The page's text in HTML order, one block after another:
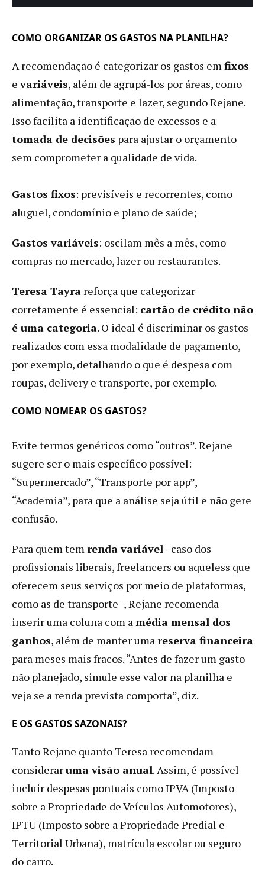
COMO ORGANIZAR OS GASTOS NA PLANILHA?
A recomendação é categorizar os gastos emfixos
evariáveis, além de agrupá-los por áreas, como
alimentação, transporte e lazer, segundo Rejane.
Isso facilita a identificação de excessos e a
tomada de decisões para ajustar o orçamento
sem comprometer a qualidade de vida.
Gastos fixos: previsíveis e recorrentes, como
aluguel, condomínio e plano de saúde;
Gastos variáveis: oscilam mês a mês, como
compras no mercado, lazer ou restaurantes.
Teresa Tayra reforça que categorizar
corretamente é essencial: cartão de crédito não
é uma categoria. O ideal é discriminar os gastos
realizados com essa modalidade de pagamento,
por exemplo, detalhando o que é despesa com
roupas, delivery e transporte, por exemplo.
COMO NOMEAR OS GASTOS?
Evite termos genéricos como “outros”. Rejane
sugere ser o mais específico possível:
“Supermercado”, “Transporte por app”,
“Academia”, para que a análise seja útil e não gere
confusão.
Para quem temrenda variável- caso dos
profissionais liberais, freelancers ou aqueless que
oferecem seus serviços por meio de plataformas,
como as de transporte -, Rejane recomenda
inserir uma coluna com amédia mensal dos
ganhos, além de manter umareserva financeira
para meses mais fracos. “Antes de fazer um gasto
não planejado, simule esse valor na planilha e
veja se a renda prevista comporta”, diz.
E OS GASTOS SAZONAIS?
Tanto Rejane quanto Teresa recomendam
consideraruma visão anual. Assim, é possível
incluir despesas pontuais como IPVA (Imposto
sobre a Propriedade de Veículos Automotores),
IPTU (Imposto sobre a Propriedade Predial e
Territorial Urbana), matrícula escolar ou seguro
do carro.